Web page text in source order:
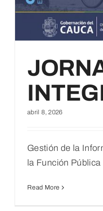
abril 8, 2026
Gestión de la
la Función
Read More